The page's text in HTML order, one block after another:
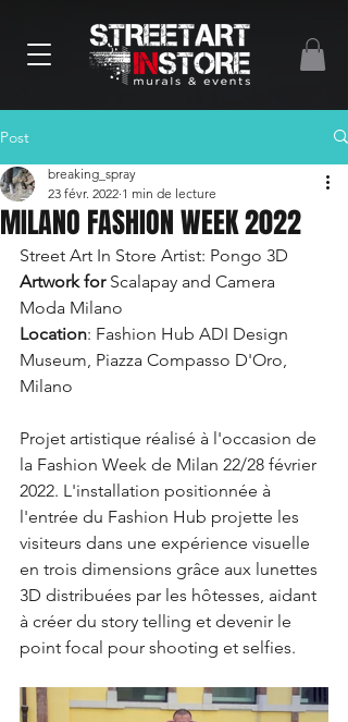
Post
MILANO FASHION WEEK 2022
breaking_spray
23 févr. 2022 1 min de lecture
Street Art In Store Artist: Pongo 3D
Artwork for Scalapay and Camera
Moda Milano
Location: Fashion Hub ADI Design
Museum, Piazza Compasso D'Oro,
Milano
Projet artistique réalisé à l'occasion de
la Fashion Week de Milan 22/28 février
2022. L'installation positionnée à
l'entrée du Fashion Hub projette les
visiteurs dans une expérience visuelle
en trois dimensions grâce aux lunettes
3D distribuées par les hôtesses, aidant
à créer du story telling et devenir le
point focal pour shooting et selfies.